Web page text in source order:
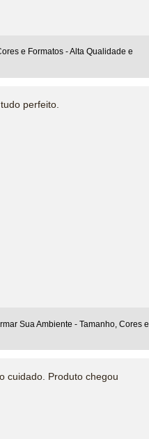
e Formatos - Alta Qualidade e
perfeito.
Sua Ambiente - Tamanho, Cores e
cuidado. Produto chegou